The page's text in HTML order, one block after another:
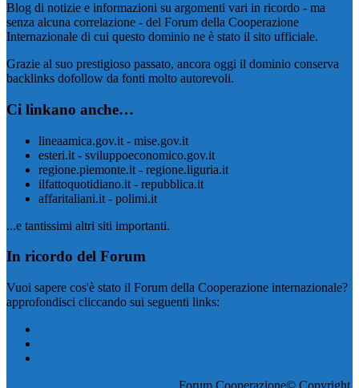
Blog di notizie e informazioni su argomenti vari in ricordo - ma
senza alcuna correlazione - del Forum della Cooperazione
Internazionale di cui questo dominio ne è stato il sito ufficiale.
Grazie al suo prestigioso passato, ancora oggi il dominio conserva
backlinks dofollow da fonti molto autorevoli.
Ci linkano anche…
lineaamica.gov.it - mise.gov.it
esteri.it - sviluppoeconomico.gov.it
regione.piemonte.it - regione.liguria.it
ilfattoquotidiano.it - repubblica.it
affaritaliani.it - polimi.it
...e tantissimi altri siti importanti.
In ricordo del Forum
Vuoi sapere cos'è stato il Forum della Cooperazione internazionale?
approfondisci cliccando sui seguenti links: